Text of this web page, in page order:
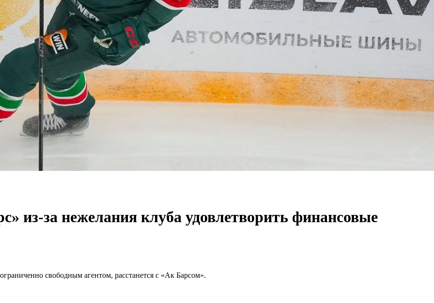
из-за нежелания клуба удовлетворить финансовые
свободным агентом, расстанется с «Ак Барсом».